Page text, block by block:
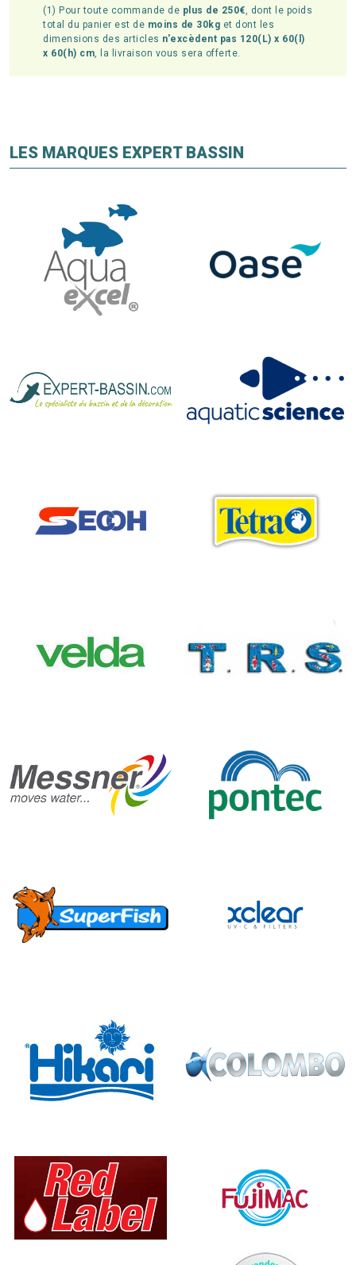
(1) Pour toute commande de plus de 250€, dont le poids
total du panier est de moins de 30kg et dont les
dimensions des articles n'excèdent pas 120(L) x 60(l)
x 60(h) cm, la livraison vous sera offerte.
LES MARQUES EXPERT BASSIN